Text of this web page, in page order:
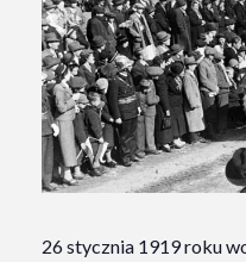
26 stycznia 1919 roku